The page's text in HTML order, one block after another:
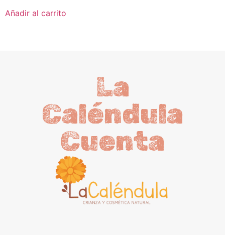
Añadir al carrito
La
Caléndula
Cuenta